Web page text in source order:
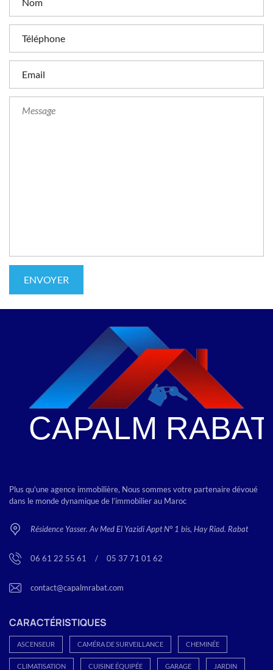
Plus qu'une agence immobilière, Nous sommes votre partenaire dévoué
dans le monde dynamique de l’immobilier au Maroc
Résidence Yasser. Av Med El Yazidi Appt N° 1 bis, Hay Riad. Rabat
06 61 22 55 61 / 05 37 71 01 62
contact@capalmrabat.com
CARACTÉRISTIQUES
ASCENSEUR CAMÉRA DE SURVEILLANCE CHEMINÉE
CLIMATISATION CUISINE ÉQUIPÉE GARAGE JARDIN